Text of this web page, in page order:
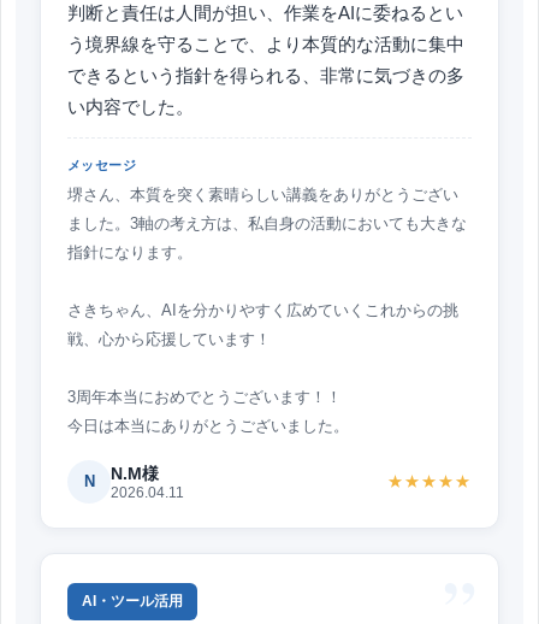
判断と責任は人間が担い、作業をAIに委ねるとい
う境界線を守ることで、より本質的な活動に集中
できるという指針を得られる、非常に気づきの多
い内容でした。
メッセージ
堺さん、本質を突く素晴らしい講義をありがとうござい
ました。3軸の考え方は、私自身の活動においても大きな
指針になります。
さきちゃん、AIを分かりやすく広めていくこれからの挑
戦、心から応援しています！
3周年本当におめでとうございます！！
今日は本当にありがとうございました。
N N.M様
2026.04.11
★★★★★
AI・ツール活用